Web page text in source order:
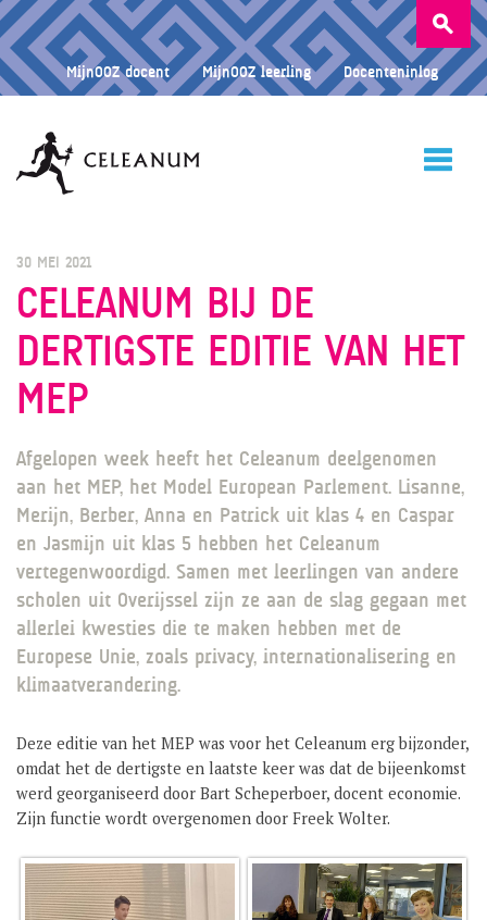
Zoeken
naar:
MijnOOZ docent MijnOOZ leerling Docenteninlog
CELEANUM
GROEP 8 / JONG CELEANUM
30 MEI 2021
CELEANUM BIJ DE
DERTIGSTE EDITIE VAN HET
MEP
Afgelopen week heeft het Celeanum deelgenomen
aan het MEP, het Model European Parlement. Lisanne,
Merijn, Berber, Anna en Patrick uit klas 4 en Caspar
en Jasmijn uit klas 5 hebben het Celeanum
vertegenwoordigd. Samen met leerlingen van andere
scholen uit Overijssel zijn ze aan de slag gegaan met
allerlei kwesties die te maken hebben met de
Europese Unie, zoals privacy, internationalisering en
klimaatverandering.
Deze editie van het MEP was voor het Celeanum erg bijzonder,
omdat het de dertigste en laatste keer was dat de bijeenkomst
werd georganiseerd door Bart Scheperboer, docent economie.
Zijn functie wordt overgenomen door Freek Wolter.